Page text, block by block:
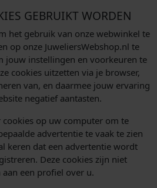
GEBRUIKT WORDEN
het gebruik van onze webwinkel te
op onze JuweliersWebshop.nl te
jouw instellingen en voorkeuren te
cookies uitzetten via je browser,
van, en daarmee jouw ervaring
negatief aantasten.
op uw computer om te
advertentie te vaak te zien
keren dat een advertentie wordt
Deze cookies zijn niet
een profiel over u.